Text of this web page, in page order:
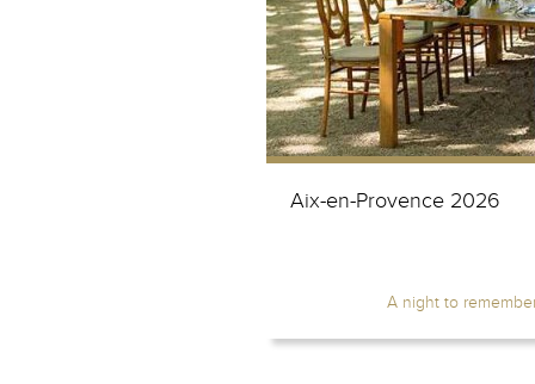
Aix-en-Provence 2026
A night to